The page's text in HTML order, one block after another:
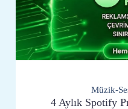
Müzik-
4 Aylık Spotify